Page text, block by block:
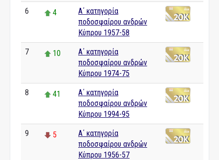
6 4
Α΄ κατηγορία
ποδοσφαίρου ανδρών
Κύπρου 1957-58
7 10
Α΄ κατηγορία
ποδοσφαίρου ανδρών
Κύπρου 1974-75
8 41
Α΄ κατηγορία
ποδοσφαίρου ανδρών
Κύπρου 1994-95
9 5
Α΄ κατηγορία
ποδοσφαίρου ανδρών
Κύπρου 1956-57